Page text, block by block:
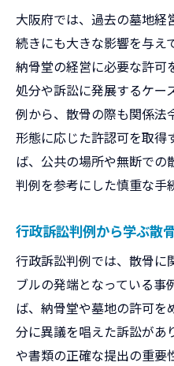
大阪府では、過去の墓地
続きにも大きな影響を与え
納骨堂の経営に必要な許可
処分や訴訟に発展するケー
例から、散骨の際も関係法
形態に応じた許認可を取得
ば、公共の場所や無断での
判例を参考にした慎重な手
行政訴訟判例から学ぶ散
行政訴訟判例では、散骨に
ブルの発端となっている事
ば、納骨堂や墓地の許可を
分に異議を唱えた訴訟があ
や書類の正確な提出の重要